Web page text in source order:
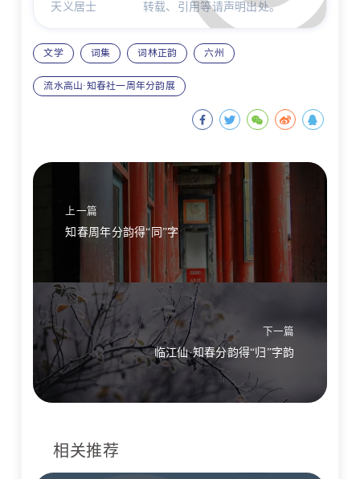
天义居士
转载、引用等请声明出处。
文学 词集 词林正韵 六州
流水高山·知春社一周年分韵展
上一篇
知春周年分韵得“同”字
下一篇
临江仙·知春分韵得“归”字韵
相关推荐